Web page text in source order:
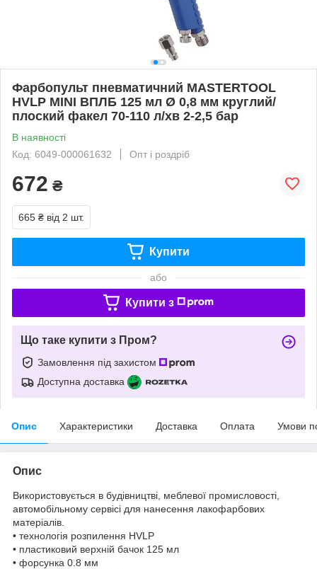
Фарбопульт пневматичний MASTERTOOL
HVLP MINI ВПЛБ 125 мл Ø 0,8 мм круглий/
плоский факел 70-110 л/хв 2-2,5 бар
В наявності
Код: 6049-000061632
Опт і роздріб
672 ₴
665 ₴ від 2 шт.
Купити
або
Купити з
Що таке купити з Пром?
Замовлення під захистом
Доступна доставка
Опис Характеристики Доставка Оплата Умови
Опис
Використовується в будівництві, меблевої промисловості,
автомобільному сервісі для нанесення лакофарбових
матеріалів.
• технологія розпилення HVLP
• пластиковий верхній бачок 125 мл
• форсунка 0.8 мм